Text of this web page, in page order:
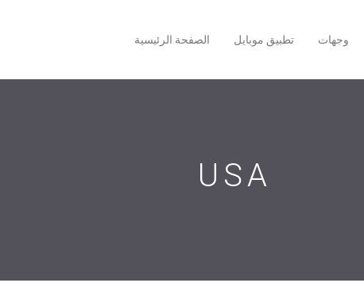
الصفحة الرئيسية تطبيق موبايل وجهات
USA